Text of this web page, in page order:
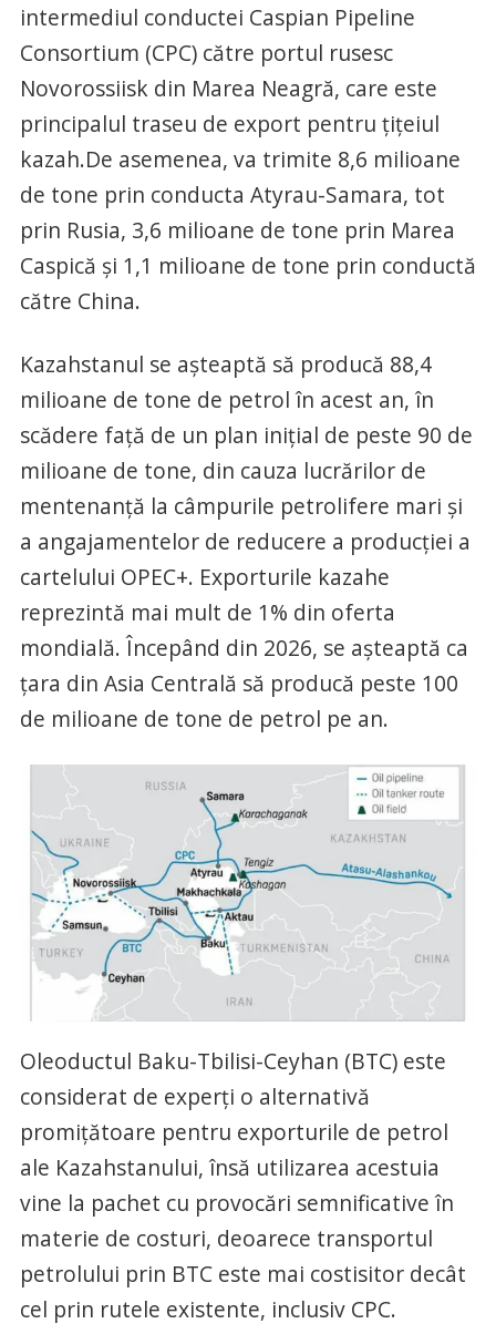
intermediul conductei Caspian Pipeline
Consortium (CPC) către portul rusesc
Novorossiisk din Marea Neagră, care este
principalul traseu de export pentru țițeiul
kazah.De asemenea, va trimite 8,6 milioane
de tone prin conducta Atyrau-Samara, tot
prin Rusia, 3,6 milioane de tone prin Marea
Caspică și 1,1 milioane de tone prin conductă
către China.
Kazahstanul se așteaptă să producă 88,4
milioane de tone de petrol în acest an, în
scădere față de un plan inițial de peste 90 de
milioane de tone, din cauza lucrărilor de
mentenanță la câmpurile petrolifere mari și
a angajamentelor de reducere a producției a
cartelului OPEC+. Exporturile kazahe
reprezintă mai mult de 1% din oferta
mondială. Începând din 2026, se așteaptă ca
țara din Asia Centrală să producă peste 100
de milioane de tone de petrol pe an.
Oleoductul Baku-Tbilisi-Ceyhan (BTC) este
considerat de experți o alternativă
promițătoare pentru exporturile de petrol
ale Kazahstanului, însă utilizarea acestuia
vine la pachet cu provocări semnificative în
materie de costuri, deoarece transportul
petrolului prin BTC este mai costisitor decât
cel prin rutele existente, inclusiv CPC.